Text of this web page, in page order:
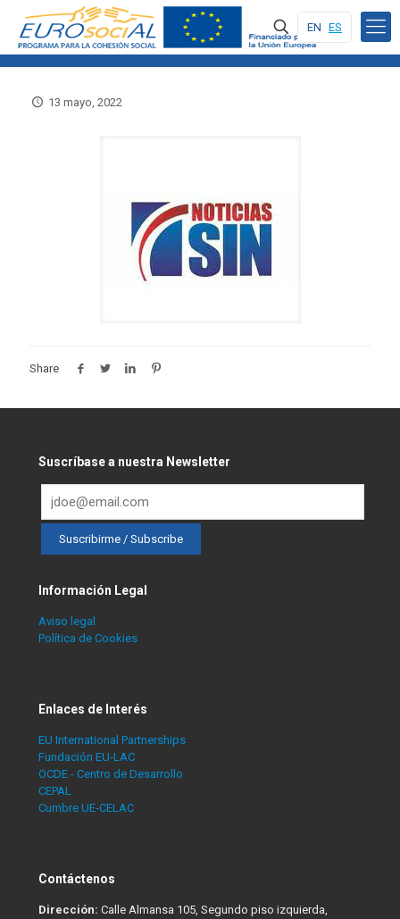
EN ES
13 mayo, 2022
Share
Suscríbase a nuestra Newsletter
Información Legal
Aviso legal
Política de Cookies
Enlaces de Interés
EU International Partnerships
Fundación EU-LAC
OCDE - Centro de Desarrollo
CEPAL
Cumbre UE-CELAC
Contáctenos
Dirección: Calle Almansa 105, Segundo piso izquierda,